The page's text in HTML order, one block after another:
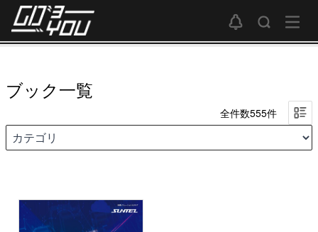
ブック一覧
全件数555件